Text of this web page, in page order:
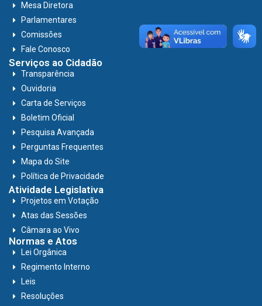
Mesa Diretora
Parlamentares
Comissões
Fale Conosco
Serviços ao Cidadão
Transparência
Ouvidoria
Carta de Serviços
Boletim Oficial
Pesquisa Avançada
Perguntas Frequentes
Mapa do Site
Política de Privacidade
Atividade Legislativa
Projetos em Votação
Atas das Sessões
Câmara ao Vivo
Normas e Atos
Lei Orgânica
Regimento Interno
Leis
Resoluções